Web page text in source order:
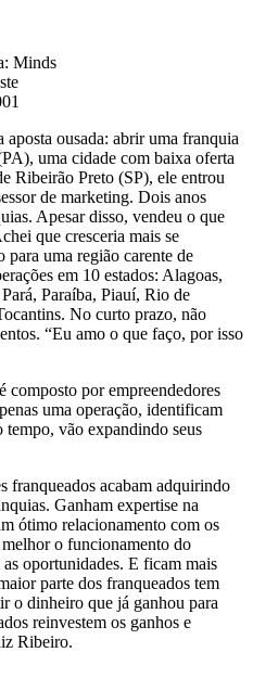
Minds
ousada: abrir uma franquia
uma cidade com baixa oferta
Ribeirão Preto (SP), ele entrou
de marketing. Dois anos
Apesar disso, vendeu o que
que cresceria mais se
para uma região carente de
em 10 estados: Alagoas,
Paraíba, Piauí, Rio de
No curto prazo, não
“Eu amo o que faço, por isso
por empreendedores
uma operação, identificam
tempo, vão expandindo seus
franqueados acabam adquirindo
Ganham expertise na
ótimo relacionamento com os
melhor o funcionamento do
oportunidades. E ficam mais
parte dos franqueados tem
o dinheiro que já ganhou para
reinvestem os ganhos e
Ribeiro.